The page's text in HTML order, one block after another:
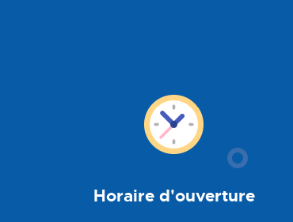
Horaire d'ouverture